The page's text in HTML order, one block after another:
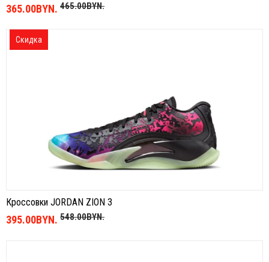
365.00BYN. 465.00BYN.
Скидка
Кроссовки JORDAN ZION 3
395.00BYN. 548.00BYN.